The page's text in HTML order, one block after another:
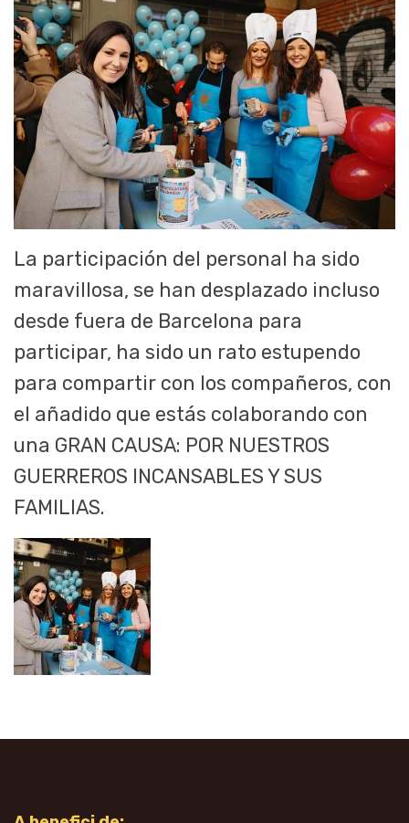
La participación del personal ha sido
maravillosa, se han desplazado incluso
desde fuera de Barcelona para
participar, ha sido un rato estupendo
para compartir con los compañeros, con
el añadido que estás colaborando con
una GRAN CAUSA: POR NUESTROS
GUERREROS INCANSABLES Y SUS
FAMILIAS.